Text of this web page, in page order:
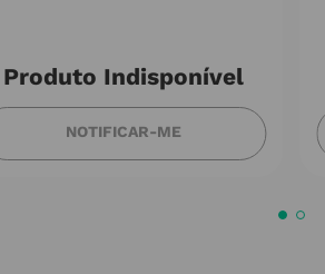
Produto Indisponível
NOTIFICAR-ME